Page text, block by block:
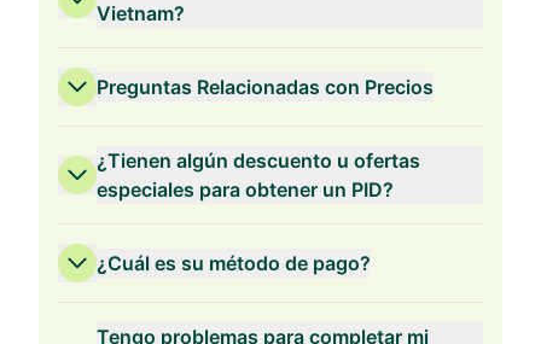
Vietnam?
Preguntas Relacionadas con Precios
Validez de 3 Años
¿Tienen algún descuento u ofertas
especiales para obtener un PID?
¿Cuál es su método de pago?
Tengo problemas para completar mi